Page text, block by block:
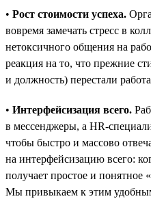
• Рост стоимости успеха.
вовремя замечать стресс в
нетоксичного общения на
реакция на то, что прежние
и должность) перестали
• Интерфейсизация всего.
в мессенджеры, а HR-
чтобы быстро и массово
на интерфейсизацию всего:
получает простое и понятное
Мы привыкаем к этим удобным